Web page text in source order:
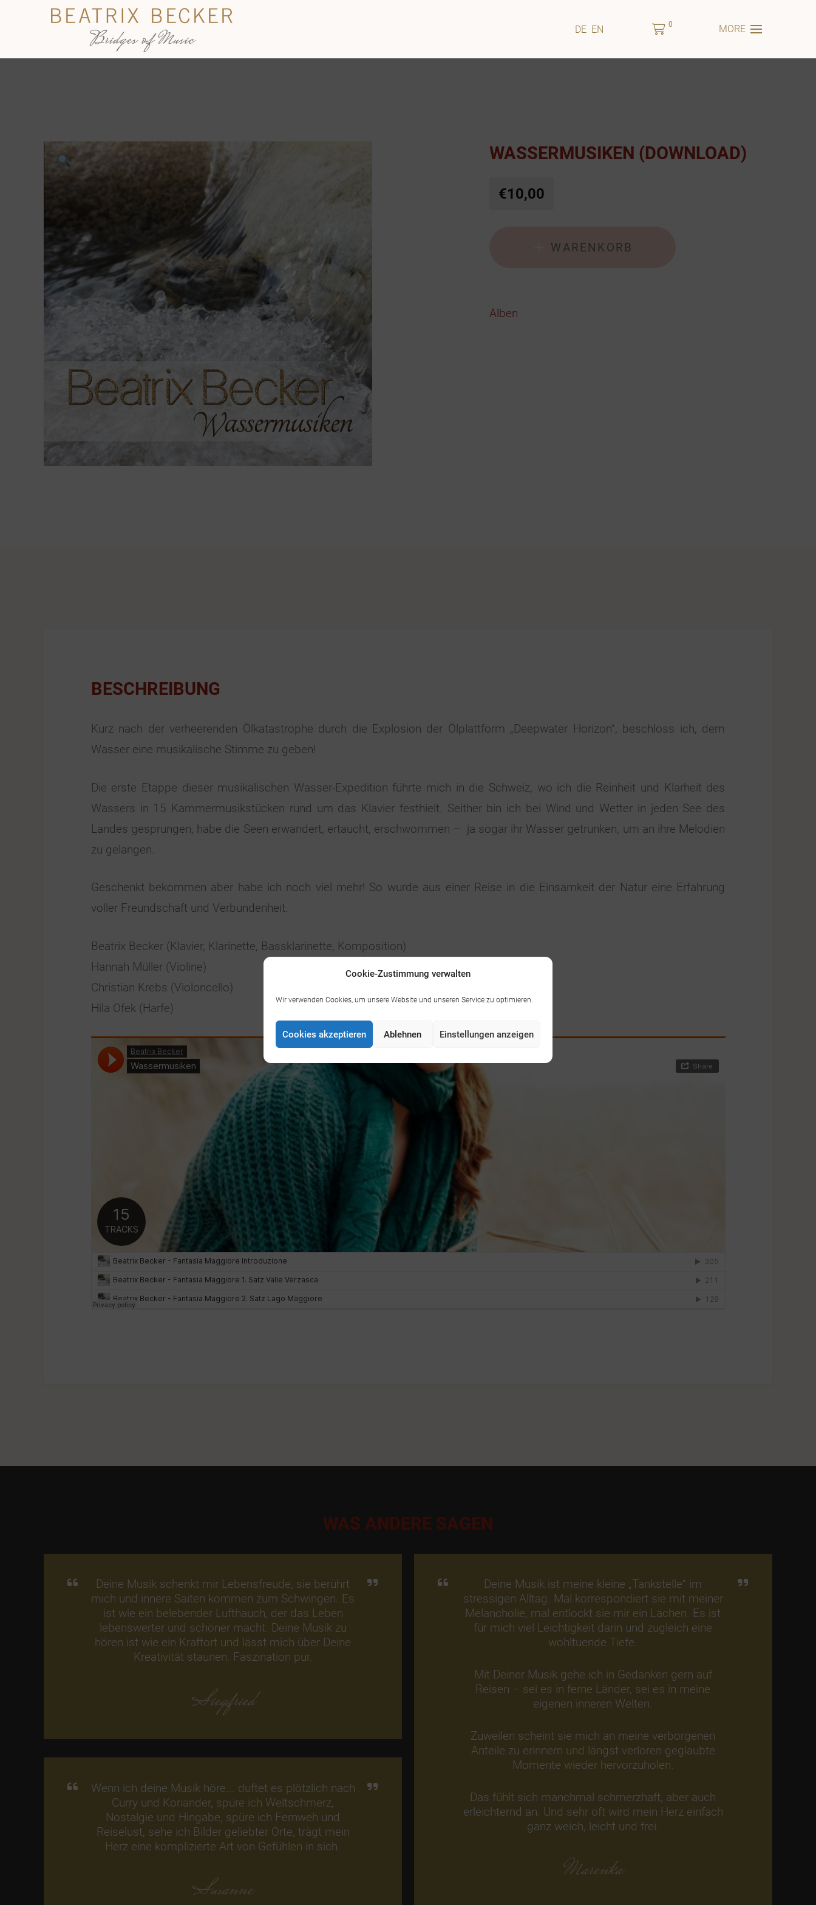
Cookie-Zustimmung verwalten
Wir verwenden Cookies, um unsere Website und unseren Service zu optimieren.
Cookies akzeptieren Ablehnen Einstellungen anzeigen
DE EN 0 MORE
WASSERMUSIKEN (DOWNLOAD)
€10,00
WARENKORB
Alben
BESCHREIBUNG
Kurz nach der verheerenden Ölkatastrophe durch die Explosion der Ölplattform „Deepwater Horizon“, beschloss ich, dem
Wasser eine musikalische Stimme zu geben!
Die erste Etappe dieser musikalischen Wasser-Expedition führte mich in die Schweiz, wo ich die Reinheit und Klarheit des
Wassers in 15 Kammermusikstücken rund um das Klavier festhielt. Seither bin ich bei Wind und Wetter in jeden See des
Landes gesprungen, habe die Seen erwandert, ertaucht, erschwommen – ja sogar ihr Wasser getrunken, um an ihre Melodien
zu gelangen.
Geschenkt bekommen aber habe ich noch viel mehr! So wurde aus einer Reise in die Einsamkeit der Natur eine Erfahrung
voller Freundschaft und Verbundenheit.
Beatrix Becker (Klavier, Klarinette, Bassklarinette, Komposition)
Hannah Müller (Violine)
Christian Krebs (Violoncello)
Hila Ofek (Harfe)
WAS ANDERE SAGEN
Deine Musik schenkt mir Lebensfreude, sie berührt
mich und innere Saiten kommen zum Schwingen. Es
ist wie ein belebender Lufthauch, der das Leben
lebenswerter und schöner macht. Deine Musik zu
hören ist wie ein Kraftort und lässt mich über Deine
Kreativität staunen. Faszination pur.
Siegfried
Wenn ich deine Musik höre... duftet es plötzlich nach
Curry und Koriander, spüre ich Weltschmerz,
Nostalgie und Hingabe, spüre ich Fernweh und
Reiselust, sehe ich Bilder geliebter Orte, trägt mein
Herz eine komplizierte Art von Gefühlen in sich.
Susanne
Deine Musik ist meine kleine „Tankstelle“ im
stressigen Alltag. Mal korrespondiert sie mit meiner
Melancholie, mal entlockt sie mir ein Lachen. Es ist
für mich viel Leichtigkeit darin und zugleich eine
wohltuende Tiefe.
Mit Deiner Musik gehe ich in Gedanken gern auf
Reisen – sei es in ferne Länder, sei es in meine
eigenen inneren Welten.
Zuweilen scheint sie mich an meine verborgenen
Anteile zu erinnern und längst verloren geglaubte
Momente wieder hervorzuholen.
Das fühlt sich manchmal schmerzhaft, aber auch
erleichternd an. Und sehr oft wird mein Herz einfach
ganz weich, leicht und frei.
Marenka